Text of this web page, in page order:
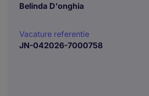
Belinda D'onghia
Vacature referentie
JN-042026-7000758